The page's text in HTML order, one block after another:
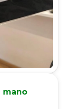
mano